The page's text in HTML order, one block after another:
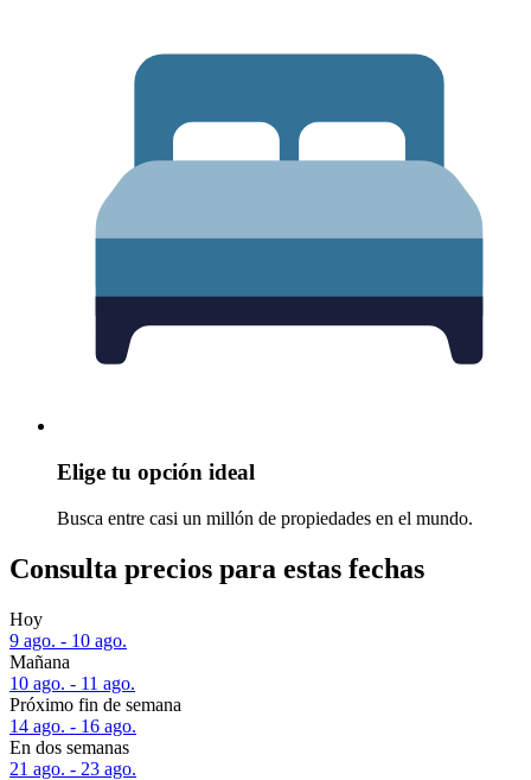
Elige tu opción ideal
Busca entre casi un millón de propiedades en el mundo.
Consulta precios para estas fechas
Hoy
9 ago. - 10 ago.
Mañana
10 ago. - 11 ago.
Próximo fin de semana
14 ago. - 16 ago.
En dos semanas
21 ago. - 23 ago.